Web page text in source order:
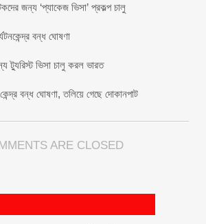
জন্য ‘প্যাকেজ ভিসা’ প্রকল্প চালু
বন্ধ ঘোষণা
ট্যুরিস্ট ভিসা চালু করল ভারত
কেন্দ্র বন্ধ ঘোষণা, তলিয়ে গেছে দোকানপাট
ARE CLOSED